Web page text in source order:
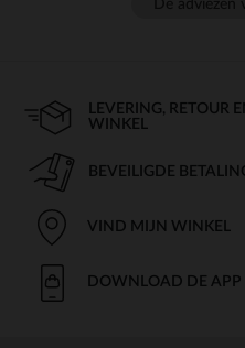
LEVERING, RETOUR
WINKEL
BEVEILIGDE
VIND MIJN WINKEL
DOWNLOAD DE APP